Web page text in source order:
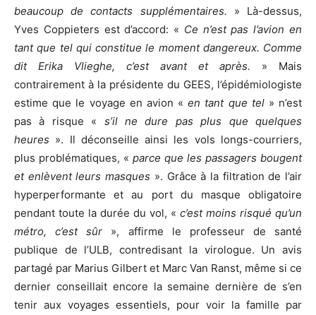
beaucoup de contacts supplémentaires. » Là-dessus,
Yves Coppieters est d’accord: « Ce n’est pas l’avion en
tant que tel qui constitue le moment dangereux. Comme
dit Erika Vlieghe, c’est avant et après. » Mais
contrairement à la présidente du GEES, l’épidémiologiste
estime que le voyage en avion «en tant que tel » n’est
pas à risque « s’il ne dure pas plus que quelques
heures ». Il déconseille ainsi les vols longs-courriers,
plus problématiques, « parce que les passagers bougent
et enlèvent leurs masques ». Grâce à la filtration de l’air
hyperperformante et au port du masque obligatoire
pendant toute la durée du vol, « c’est moins risqué qu’un
métro, c’est sûr », affirme le professeur de santé
publique de l’ULB, contredisant la virologue. Un avis
partagé par Marius Gilbert et Marc Van Ranst, même si ce
dernier conseillait encore la semaine dernière de s’en
tenir aux voyages essentiels, pour voir la famille par